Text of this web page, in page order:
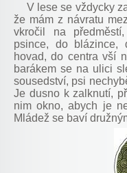
V lese se vždycky
že mám z návratu
vkročil na
psince, do blázince,
hovad, do centra vší
barákem se na ulici
sousedství, psi
Je dusno k zalknutí,
nim okno, abych je
Mládež se baví